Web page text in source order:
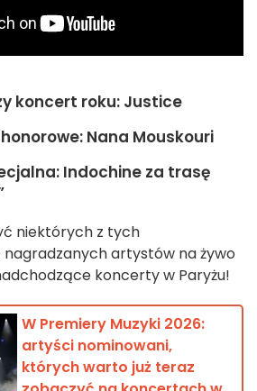
koncert roku: Justice
Nana Mouskouri
Indochine za trasę
niektórych z tych
artystów na żywo
koncerty w Paryżu!
W Premiery Muzyki 2026:
artyści nominowani,
których warto już teraz